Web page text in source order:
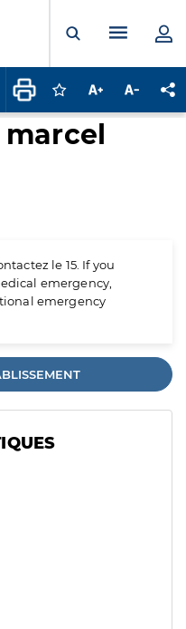
Ouvrir laMenu
Connectez-vous
Augmenter la
marcel
le 15. If you
emergency,
emergency